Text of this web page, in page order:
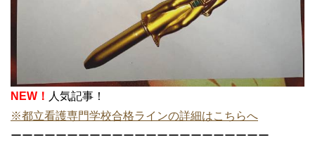
NEW！ 人気記事！
※都立看護専門学校合格ラインの詳細はこちらへ
ーーーーーーーーーーーーーーーーーーーーーーー